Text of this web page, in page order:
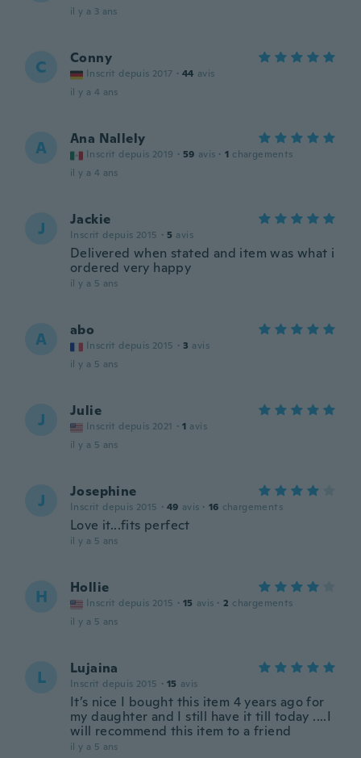
il y a 3 ans
C Conny
Inscrit depuis 2017 · 44 avis
il y a 4 ans
A Ana Nallely
Inscrit depuis 2019 · 59 avis · 1 chargements
il y a 4 ans
J Jackie
Inscrit depuis 2015 · 5 avis
Delivered when stated and item was what i
ordered very happy
il y a 5 ans
A abo
Inscrit depuis 2015 · 3 avis
il y a 5 ans
J Julie
Inscrit depuis 2021 · 1 avis
il y a 5 ans
J Josephine
Inscrit depuis 2015 · 49 avis · 16 chargements
Love it...fits perfect
il y a 5 ans
H Hollie
Inscrit depuis 2015 · 15 avis · 2 chargements
il y a 5 ans
L Lujaina
Inscrit depuis 2015 · 15 avis
It’s nice I bought this item 4 years ago for
my daughter and I still have it till today ....I
will recommend this item to a friend
il y a 5 ans